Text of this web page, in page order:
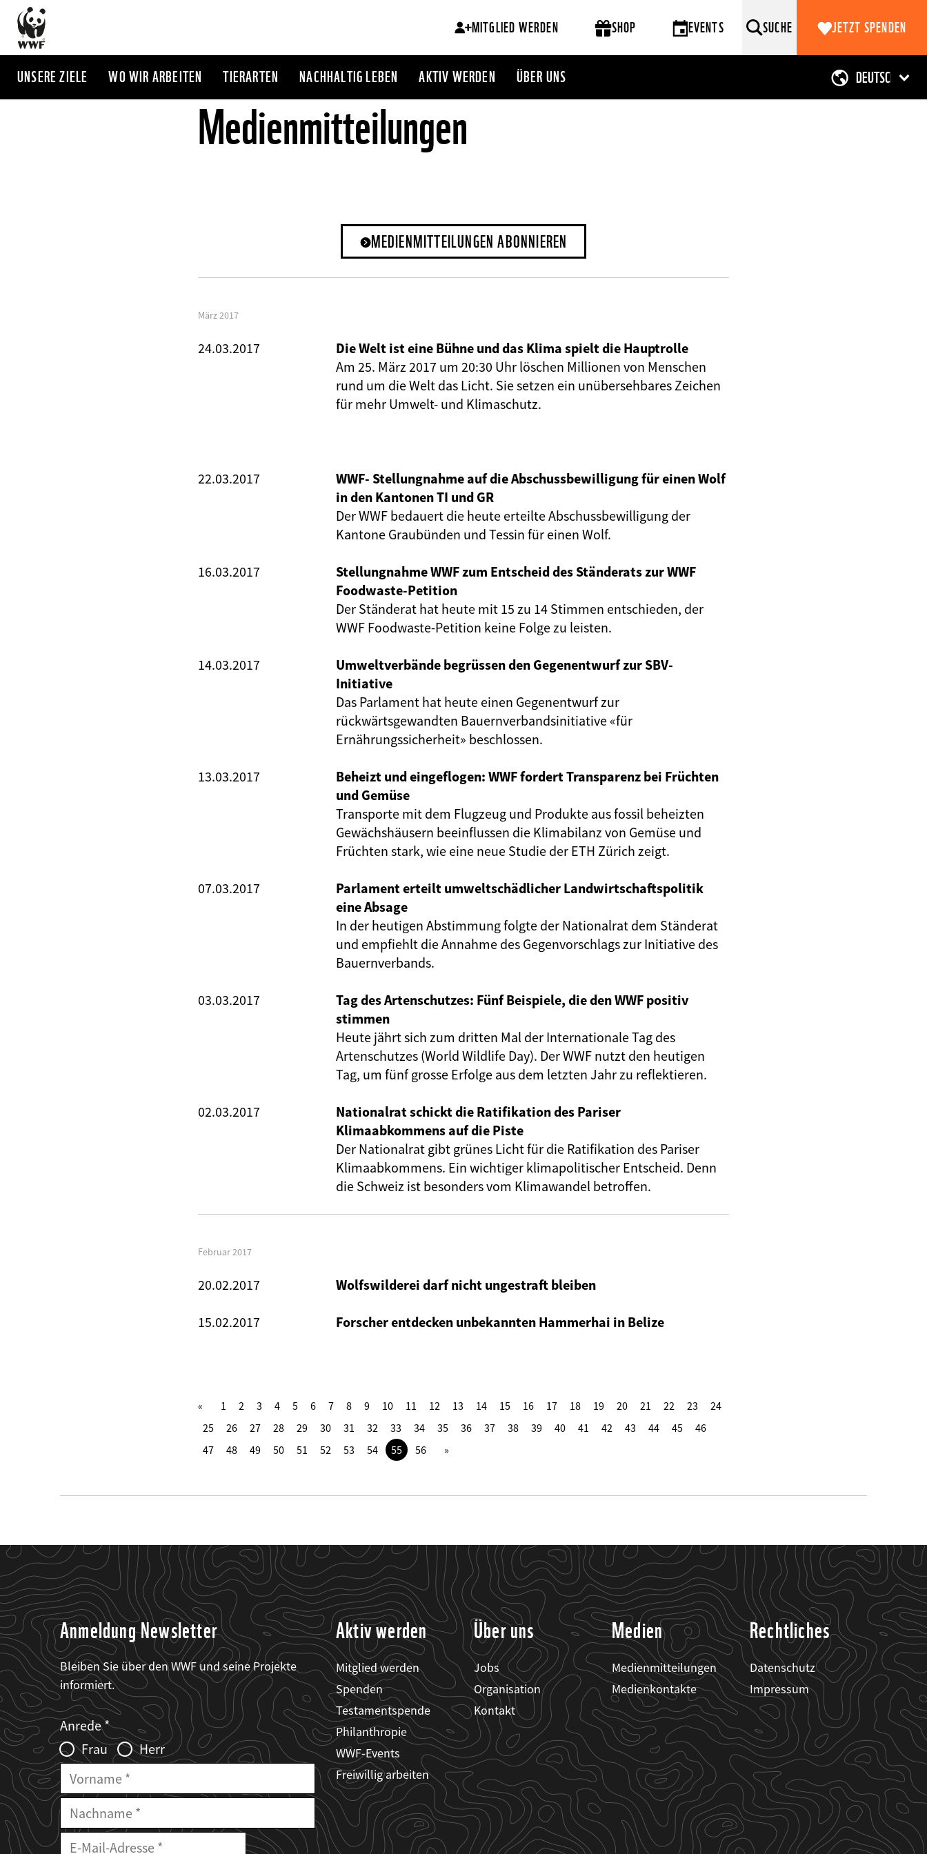
Direkt
zum
Inhalt
MITGLIED WERDEN SHOP EVENTS SUCHE JETZT SPENDEN
UNSERE ZIELE WO WIR ARBEITEN TIERARTEN NACHHALTIG LEBEN AKTIV WERDEN ÜBER UNS
Medienmitteilungen
MEDIENMITTEILUNGEN ABONNIEREN
März 2017
24.03.2017
Die Welt ist eine Bühne und das Klima spielt die Hauptrolle
Am 25. März 2017 um 20:30 Uhr löschen Millionen von Menschen
rund um die Welt das Licht. Sie setzen ein unübersehbares Zeichen
für mehr Umwelt- und Klimaschutz.
22.03.2017
WWF- Stellungnahme auf die Abschussbewilligung für einen Wolf
in den Kantonen TI und GR
Der WWF bedauert die heute erteilte Abschussbewilligung der
Kantone Graubünden und Tessin für einen Wolf.
16.03.2017
Stellungnahme WWF zum Entscheid des Ständerats zur WWF
Foodwaste-Petition
Der Ständerat hat heute mit 15 zu 14 Stimmen entschieden, der
WWF Foodwaste-Petition keine Folge zu leisten.
14.03.2017
Umweltverbände begrüssen den Gegenentwurf zur SBV-
Initiative
Das Parlament hat heute einen Gegenentwurf zur
rückwärtsgewandten Bauernverbandsinitiative «für
Ernährungssicherheit» beschlossen.
13.03.2017
Beheizt und eingeflogen: WWF fordert Transparenz bei Früchten
und Gemüse
Transporte mit dem Flugzeug und Produkte aus fossil beheizten
Gewächshäusern beeinflussen die Klimabilanz von Gemüse und
Früchten stark, wie eine neue Studie der ETH Zürich zeigt.
07.03.2017
Parlament erteilt umweltschädlicher Landwirtschaftspolitik
eine Absage
In der heutigen Abstimmung folgte der Nationalrat dem Ständerat
und empfiehlt die Annahme des Gegenvorschlags zur Initiative des
Bauernverbands.
03.03.2017
Tag des Artenschutzes: Fünf Beispiele, die den WWF positiv
stimmen
Heute jährt sich zum dritten Mal der Internationale Tag des
Artenschutzes (World Wildlife Day). Der WWF nutzt den heutigen
Tag, um fünf grosse Erfolge aus dem letzten Jahr zu reflektieren.
02.03.2017
Nationalrat schickt die Ratifikation des Pariser
Klimaabkommens auf die Piste
Der Nationalrat gibt grünes Licht für die Ratifikation des Pariser
Klimaabkommens. Ein wichtiger klimapolitischer Entscheid. Denn
die Schweiz ist besonders vom Klimawandel betroffen.
Februar 2017
20.02.2017 Wolfswilderei darf nicht ungestraft bleiben
15.02.2017 Forscher entdecken unbekannten Hammerhai in Belize
1 2 3 4 5 6 7 8 9 10 11 12 13 14 15 16 17 18 19 20 21 22 23
24
25
26 27 28 29 30 31 32 33 34 35 36 37 38 39 40 41 42 43 44 45
46
47
48 49 50 51 52 53 54 55 56
Anmeldung Newsletter
Bleiben Sie über den WWF und seine Projekte
informiert.
Web2Case
Infofelder
Fieldset
anrede_name
Anrede
Frau
Herr
Vorname
Nachname
E-
Mailadresse
Aktiv werden
Mitglied werden
Spenden
Testamentspende
Philanthropie
WWF-Events
Freiwillig arbeiten
Über uns
Jobs
Organisation
Kontakt
Medien
Medienmitteilungen
Medienkontakte
Rechtliches
Datenschutz
Impressum